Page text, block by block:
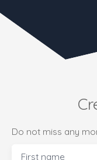
Do not miss any
First name